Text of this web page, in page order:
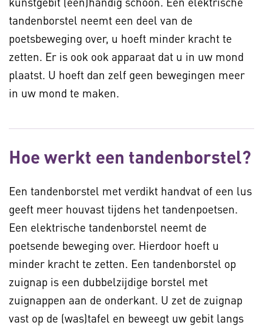
tandenborstel neemt een deel van de
poetsbeweging over, u hoeft minder kracht te
zetten. Er is ook ook apparaat dat u in uw mond
plaatst. U hoeft dan zelf geen bewegingen meer
in uw mond te maken.
Hoe werkt een tandenborstel?
Een tandenborstel met verdikt handvat of een lus
geeft meer houvast tijdens het tandenpoetsen.
Een elektrische tandenborstel neemt de
poetsende beweging over. Hierdoor hoeft u
minder kracht te zetten. Een tandenborstel op
zuignap is een dubbelzijdige borstel met
zuignappen aan de onderkant. U zet de zuignap
vast op de (was)tafel en beweegt uw gebit langs